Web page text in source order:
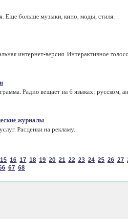
Еще больше музыки, кино, моды, стиля.
интернет-версия. Интерактивное
Радио вещает на 6 языках: русском,
журналы
Расценки на рекламу.
15 16 17 18 19 20 21 22 23 24 25 26 27
67 68